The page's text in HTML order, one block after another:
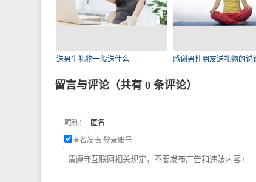
送男生礼物一般送什么 感谢男性朋友送礼物的说
留言与评论（共有 0 条评论）
昵称：
匿名发表 登录账号